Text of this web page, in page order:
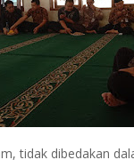
tidak dibedakan